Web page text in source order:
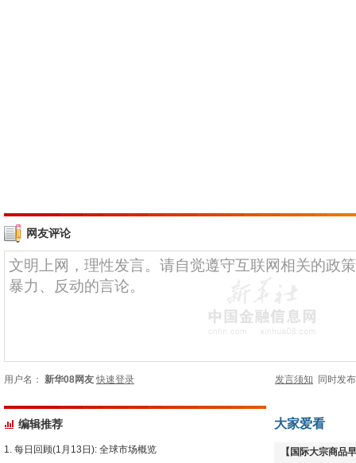
网友评论
用户名： 新华08网友 快速登录 发言须知 同时发
编辑推荐
每日回顾(1月13日): 全球市场概览
大家爱看
【国际大宗商品